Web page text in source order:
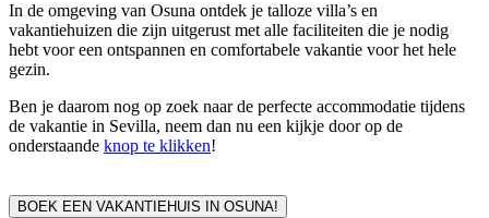
In de omgeving van Osuna ontdek je talloze villa’s en
vakantiehuizen die zijn uitgerust met alle faciliteiten die je nodig
hebt voor een ontspannen en comfortabele vakantie voor het hele
gezin.
Ben je daarom nog op zoek naar de perfecte accommodatie tijdens
de vakantie in Sevilla, neem dan nu een kijkje door op de
onderstaande knop te klikken!
BOEK EEN VAKANTIEHUIS IN OSUNA!